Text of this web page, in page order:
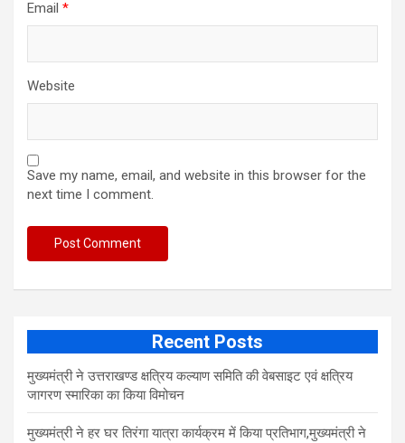
Email *
Website
Save my name, email, and website in this browser for the
next time I comment.
Recent Posts
मुख्यमंत्री ने उत्तराखण्ड क्षत्रिय कल्याण समिति की वेबसाइट एवं क्षत्रिय
जागरण स्मारिका का किया विमोचन
मुख्यमंत्री ने हर घर तिरंगा यात्रा कार्यक्रम में किया प्रतिभाग,मुख्यमंत्री ने